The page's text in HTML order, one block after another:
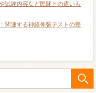
試験内容など民間との違いも
関連する神経伸張テストの整